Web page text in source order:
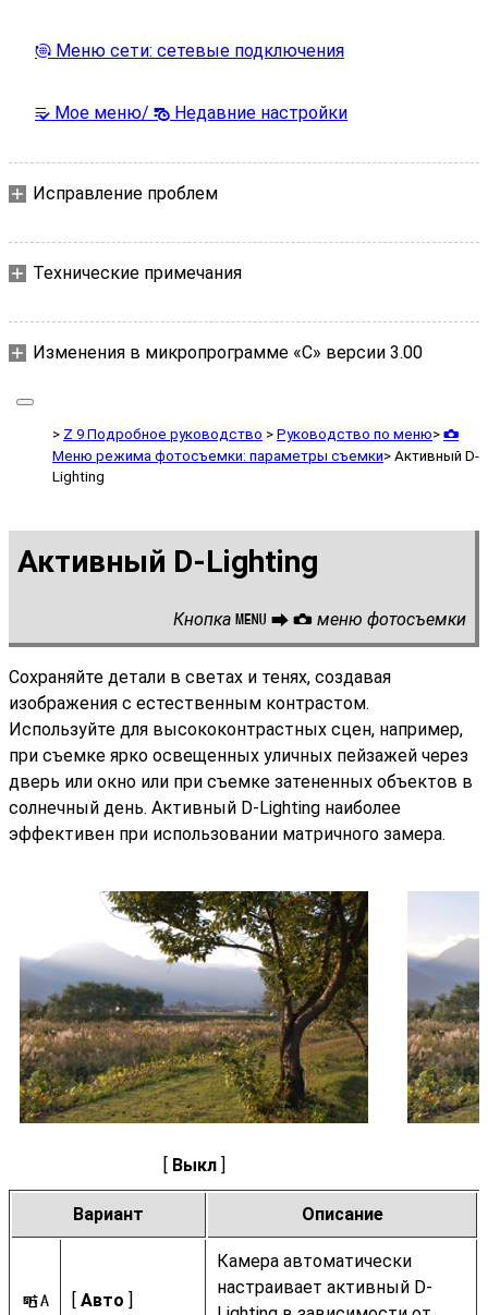
F Меню сети: сетевые подключения
O Мое меню/ m Недавние настройки
Исправление проблем
Технические примечания
Изменения в микропрограмме «C» версии 3.00
Z 9 Подробное руководство Руководство по меню C
Меню режима фотосъемки: параметры съемки
Активный D-
Lighting
Активный D-Lighting
Кнопка G U C меню фотосъемки
Сохраняйте детали в светах и тенях, создавая
изображения с естественным контрастом.
Используйте для высококонтрастных сцен, например,
при съемке ярко освещенных уличных пейзажей через
дверь или окно или при съемке затененных объектов в
солнечный день. Активный D-Lighting наиболее
эффективен при использовании матричного замера.
[ Выкл]
Вариант Описание
Y [ Авто ]
Камера автоматически
настраивает активный D-